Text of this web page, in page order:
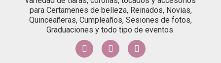
para Certamenes de belleza, Reinados, Novias,
Quinceañeras, Cumpleaños, Sesiones de fotos,
Graduaciones y todo tipo de eventos.